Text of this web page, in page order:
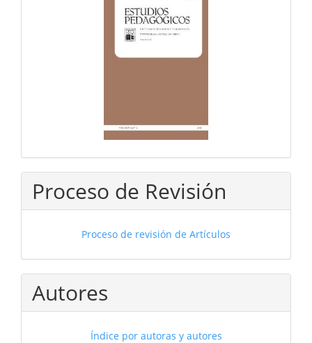
Proceso de Revisión
Proceso de revisión de Artículos
Autores
Índice por autoras y autores